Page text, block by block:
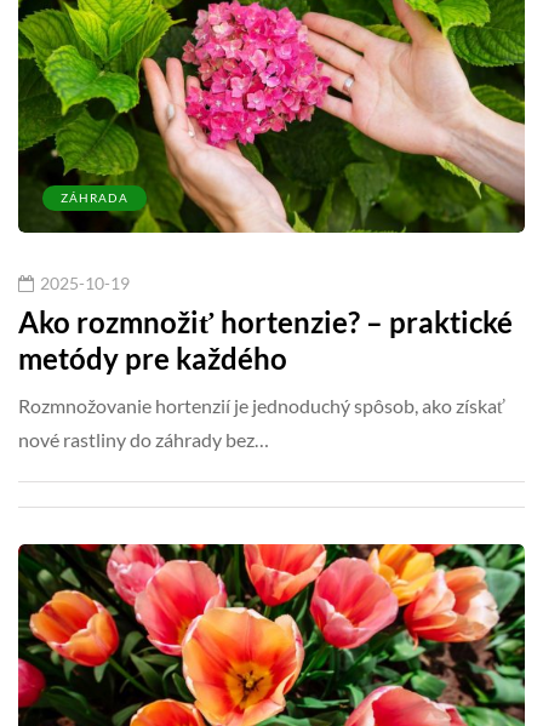
ZÁHRADA
2025-10-19
Ako rozmnožiť hortenzie? – praktické
metódy pre každého
Rozmnožovanie hortenzií je jednoduchý spôsob, ako získať
nové rastliny do záhrady bez…